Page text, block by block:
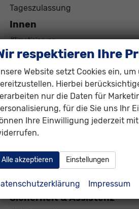
Tageszulassung
Innen
Klimatisierung
Lenkrad
Sitze
Infotainment &
Assistenzsysteme
Audioanlage
Telefon
Volldigitales Kombiinstrument (Virtual
Sicherheit & Assistenz
respektieren Ihre
Website setzt Cookies ein,
Hierbei
nur die Daten für
für die Sie uns Ihr
Ihre Einwilligung jederzeit
Alle akzeptieren Einstellungen
Impressum